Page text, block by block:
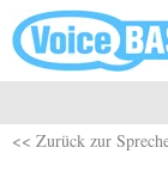
Direkt zum Inhalt
<< Zurück zur